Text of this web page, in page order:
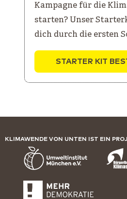
Kampagne für die
starten? Unser
dich durch die ersten
STARTER KIT
KLIMAWENDE VON UNTEN IST EIN